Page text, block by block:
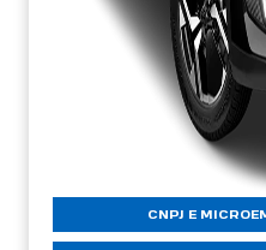
CNPJ E